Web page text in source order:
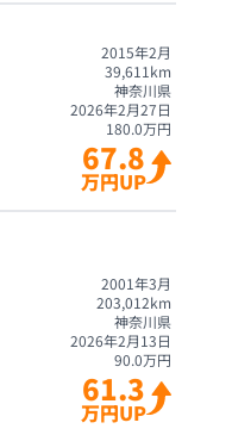
2015年2月
39,611 km
神奈川県
2026年2月27日
180.0万円
67.8
万円UP
2001年3月
203,012km
神奈川県
2026年2月13日
90.0万円
61.3
万円UP